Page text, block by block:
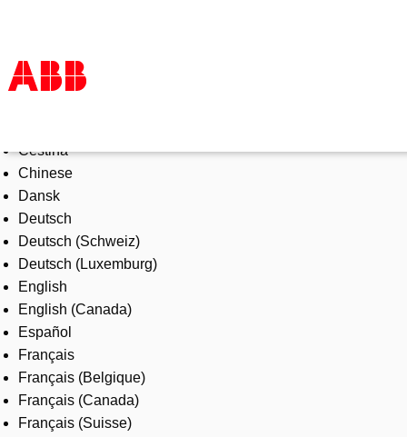
Products & Solutions
Industries
Services
About us
Where to buy
Contact us
Careers
Čeština
Chinese
Dansk
Deutsch
Deutsch (Schweiz)
Deutsch (Luxemburg)
English
English (Canada)
Español
Français
Français (Belgique)
Français (Canada)
Français (Suisse)